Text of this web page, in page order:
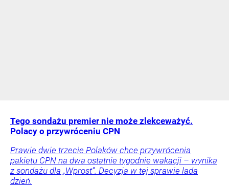
Tego sondażu premier nie może zlekceważyć.
Polacy o przywróceniu CPN
Prawie dwie trzecie Polaków chce przywrócenia
pakietu CPN na dwa ostatnie tygodnie wakacji – wynika
z sondażu dla „Wprost”. Decyzja w tej sprawie lada
dzień.